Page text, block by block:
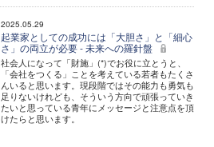
2025.05.29
起業家としての成功には「大胆さ」と「細心
さ」の両立が必要 - 未来への羅針盤
社会人になって「財施」(*)でお役に立とうと、
「会社をつくる」ことを考えている若者もたくさ
んいると思います。現段階ではその能力も勇気も
足りないけれども、そういう方向で頑張っていき
たいと思っている青年にメッセージと注意点を頂
けたらと思います。